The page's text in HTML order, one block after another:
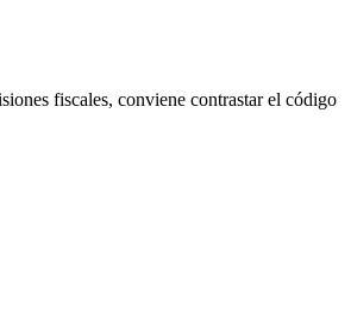
fiscales, conviene contrastar el código